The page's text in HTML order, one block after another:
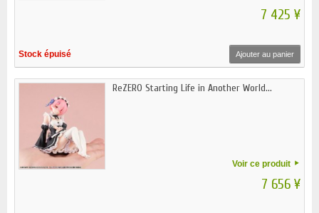
7 425 ¥
Stock épuisé Ajouter au panier
ReZERO Starting Life in Another World...
Voir ce produit
7 656 ¥